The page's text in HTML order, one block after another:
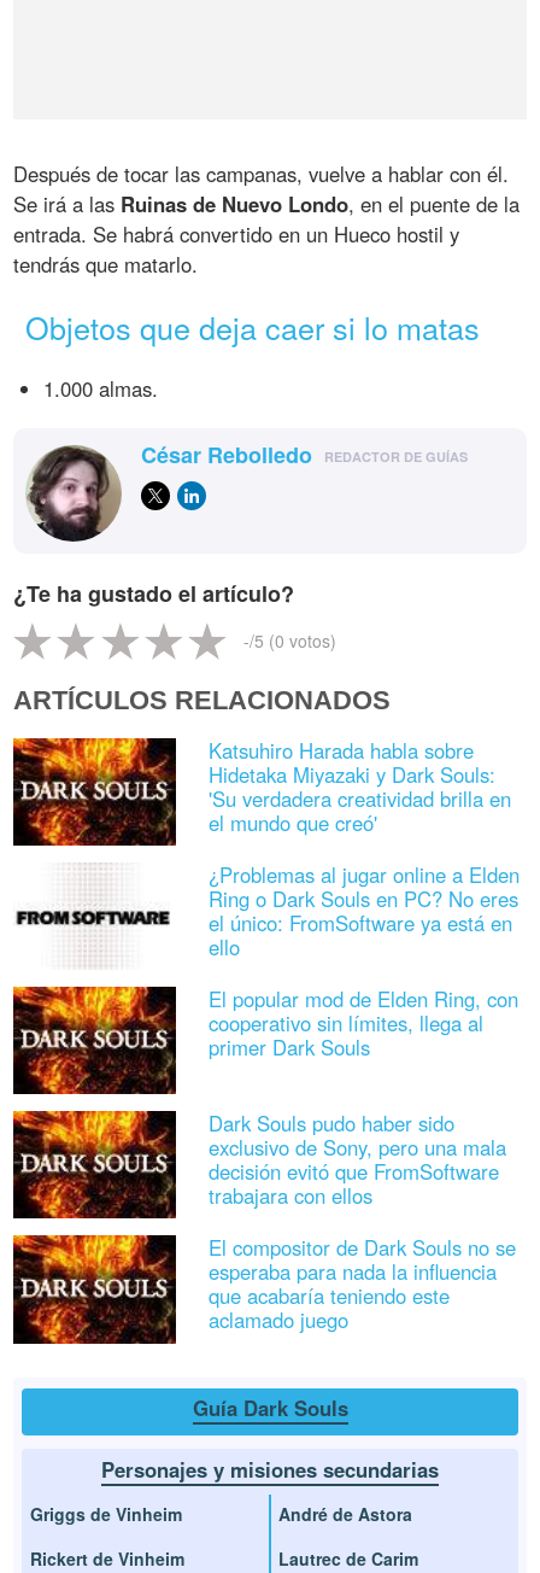
Después de tocar las campanas, vuelve a hablar con él.
Se irá a las Ruinas de Nuevo Londo, en el puente de la
entrada. Se habrá convertido en un Hueco hostil y
tendrás que matarlo.
Objetos que deja caer si lo matas
1.000 almas.
César Rebolledo REDACTOR DE GUÍAS
¿Te ha gustado el artículo?
-/5 (0 votos)
ARTÍCULOS RELACIONADOS
Katsuhiro Harada habla sobre
Hidetaka Miyazaki y Dark Souls:
'Su verdadera creatividad brilla en
el mundo que creó'
¿Problemas al jugar online a Elden
Ring o Dark Souls en PC? No eres
el único: FromSoftware ya está en
ello
El popular mod de Elden Ring, con
cooperativo sin límites, llega al
primer Dark Souls
Dark Souls pudo haber sido
exclusivo de Sony, pero una mala
decisión evitó que FromSoftware
trabajara con ellos
El compositor de Dark Souls no se
esperaba para nada la influencia
que acabaría teniendo este
aclamado juego
Guía Dark Souls
Personajes y misiones secundarias
Griggs de Vinheim
Rickert de Vinheim
André de Astora
Lautrec de Carim